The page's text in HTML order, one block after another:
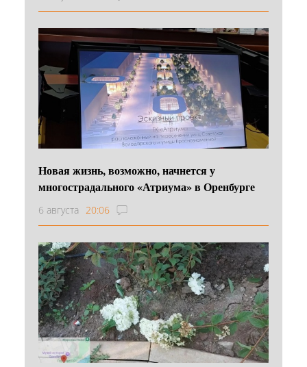
Новая жизнь, возможно, начнется у
многострадального «Атриума» в Оренбурге
6 августа 20:06